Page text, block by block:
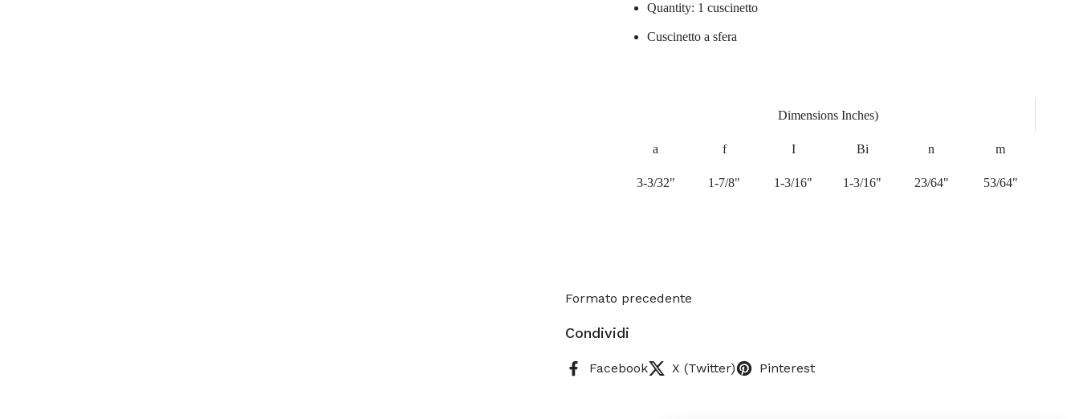
Quantity: 1 cuscinetto
Cuscinetto a sfera
Dimensions Inches)
a f I Bi n m
3-3/32" 1-7/8" 1-3/16" 1-3/16" 23/64" 53/64"
Formato precedente
Condividi
Facebook X (Twitter) Pinterest